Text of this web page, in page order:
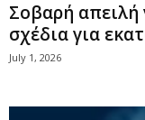
Σοβαρή απειλή
σχέδια για
July 1, 2026